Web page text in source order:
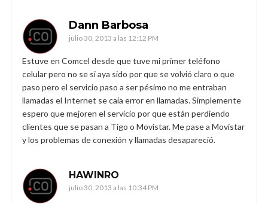
Dann Barbosa
julio 30, 2013 a las 12:12 PM
Estuve en Comcel desde que tuve mi primer teléfono
celular pero no se si aya sido por que se volvió claro o que
paso pero el servicio paso a ser pésimo no me entraban
llamadas el Internet se caía error en llamadas. Simplemente
espero que mejoren el servicio por que están perdiendo
clientes que se pasan a Tigo o Movistar. Me pase a Movistar
y los problemas de conexión y llamadas desapareció.
HAWINRO
julio 30, 2013 a las 10:34 PM